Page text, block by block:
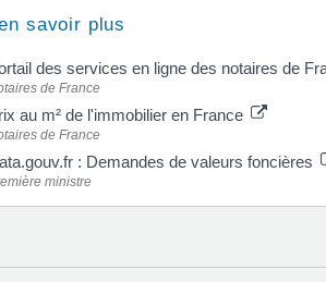
savoir plus
des services en ligne des notaires de
de France
au m² de l'immobilier en France
de France
: Demandes de valeurs foncières
ministre